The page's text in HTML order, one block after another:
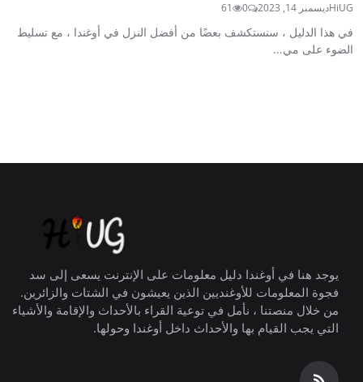
HiUGديسمبر 14, 2023 0
61
في هذا الدليل ، سنستكشف بعضًا من أفضل النزل في أوغندا ، مع تسليط
الضوء على مي...
يوجد هنا في أوغندا دليل معلومات على الإنترنت يسعى إلى سد
فجوة المعلومات للأوغنديين الذين يعيشون في الشتات والزائرين.
من خلال منصتنا ، نأمل في توعية القراء بالأحداث والإقامة والأشياء
التي يجب القيام بها والأحداث داخل أوغندا وحولها.